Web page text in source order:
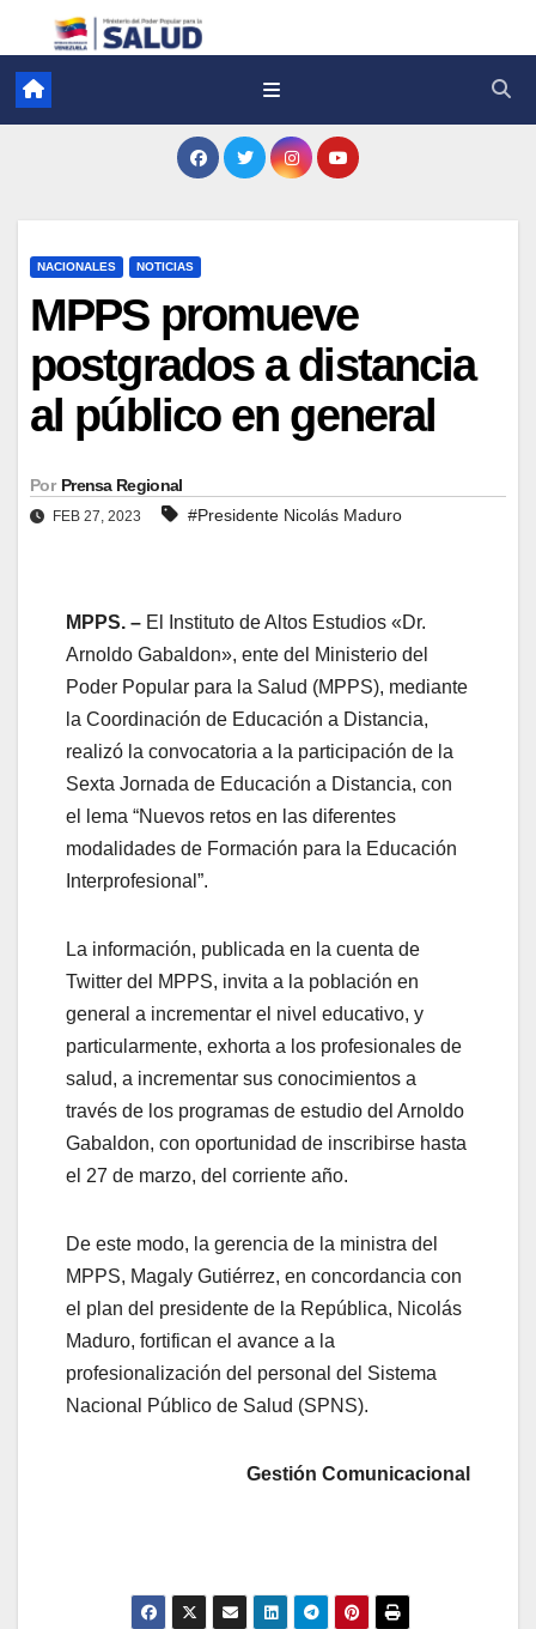
NACIONALES NOTICIAS
MPPS promueve
postgrados a distancia
al público en general
Por Prensa Regional
FEB 27, 2023 #Presidente Nicolás Maduro
MPPS. – El Instituto de Altos Estudios «Dr.
Arnoldo Gabaldon», ente del Ministerio del
Poder Popular para la Salud (MPPS), mediante
la Coordinación de Educación a Distancia,
realizó la convocatoria a la participación de la
Sexta Jornada de Educación a Distancia, con
el lema “Nuevos retos en las diferentes
modalidades de Formación para la Educación
Interprofesional”.
La información, publicada en la cuenta de
Twitter del MPPS, invita a la población en
general a incrementar el nivel educativo, y
particularmente, exhorta a los profesionales de
salud, a incrementar sus conocimientos a
través de los programas de estudio del Arnoldo
Gabaldon, con oportunidad de inscribirse hasta
el 27 de marzo, del corriente año.
De este modo, la gerencia de la ministra del
MPPS, Magaly Gutiérrez, en concordancia con
el plan del presidente de la República, Nicolás
Maduro, fortifican el avance a la
profesionalización del personal del Sistema
Nacional Público de Salud (SPNS).
Gestión Comunicacional